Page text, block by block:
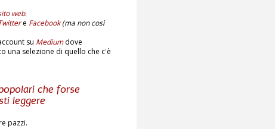
web.
e Facebook(ma non così
su Mediumdove
una selezione di quello che c'è
che forse
leggere
pazzi.